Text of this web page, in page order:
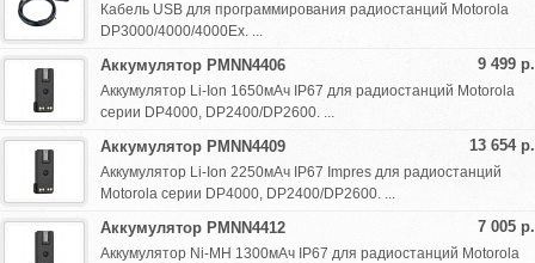
Кабель USB для программирования радиостанций Motorola
DP3000/4000/4000Ex. ...
9 499 р.
Аккумулятор PMNN4406
Аккумулятор Li-Ion 1650мАч IP67 для радиостанций Motorola
серии DP4000, DP2400/DP2600. ...
13 654 р.
Аккумулятор PMNN4409
Аккумулятор Li-Ion 2250мАч IP67 Impres для радиостанций
Motorola серии DP4000, DP2400/DP2600. ...
7 005 р.
Аккумулятор PMNN4412
Аккумулятор Ni-MH 1300мАч IP67 для радиостанций Motorola